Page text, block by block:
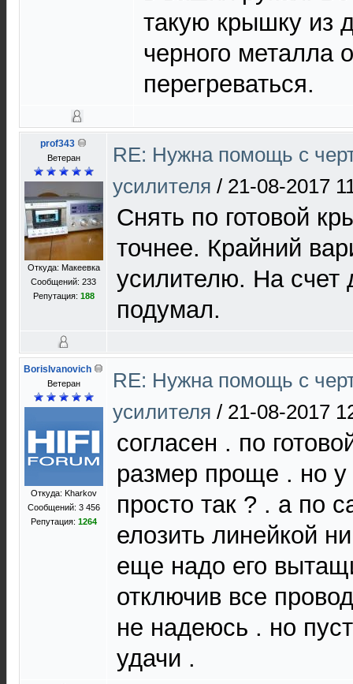
такую крышку из
черного металла
перегреваться.
prof343
Ветеран
Откуда: Макеевка
Сообщений: 233
Репутация: 188
RE: Нужна помощь с
усилителя / 21-08-2017
Снять по готовой
точнее. Крайний
усилителю. На счет
подумал.
BorisIvanovich
Ветеран
Откуда: Kharkov
Сообщений: 3 456
Репутация: 1264
RE: Нужна помощь с
усилителя / 21-08-2017
согласен . по
размер проще . но у
просто так ? . а по
елозить линейкой
еще надо его
отключив все
не надеюсь . но
удачи .